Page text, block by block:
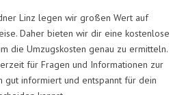
Linz legen wir großen Wert auf
Daher bieten wir dir eine kostenlose
die Umzugskosten genau zu ermitteln.
für Fragen und Informationen zur
gut informiert und entspannt für dein